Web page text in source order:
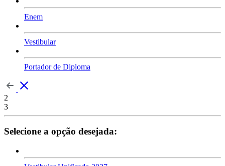
Enem
Vestibular
Portador de Diploma
2
3
Selecione a opção desejada: